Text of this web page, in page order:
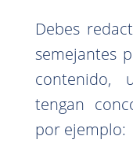
Debes
semejantes
contenido,
tengan
por ejemplo: